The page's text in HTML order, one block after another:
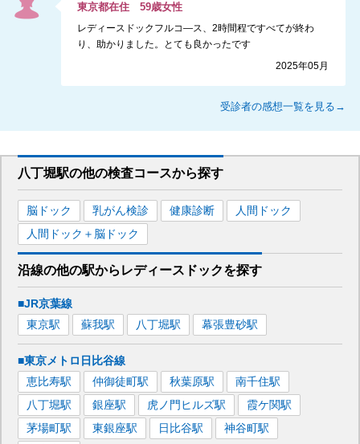
東京都在住59歳女性
レディースドックフルコ―ス、2時間程ですべてが終わ
り、助かりました。とても良かったです
2025年05月
受診者の感想一覧を見る→
八丁堀駅の他の検査コースから探す
脳ドック 乳がん検診 健康診断
人間ドック
人間ドック＋脳ドック
沿線の他の駅から レディースドックを探す
■JR京葉線
東京駅 蘇我駅 八丁堀駅 幕張豊砂駅
■東京メトロ日比谷線
恵比寿駅 仲御徒町駅 秋葉原駅 南千住駅
八丁堀駅 銀座駅 虎ノ門ヒルズ駅 霞ケ関駅
茅場町駅 東銀座駅 日比谷駅 神谷町駅